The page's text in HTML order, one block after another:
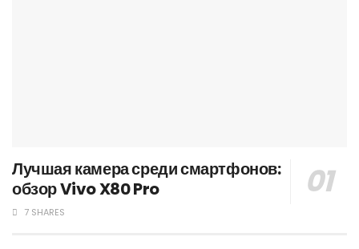
Лучшая камера среди смартфонов:
обзор Vivo X80 Pro
7 SHARES